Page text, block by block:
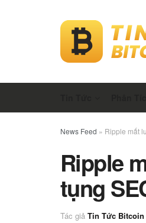
News Feed » Ripple mất
Ripple
tụng
Tác giả Tin Tức Bitcoin